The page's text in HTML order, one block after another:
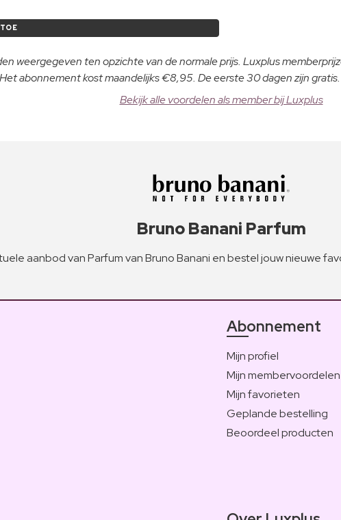
weergegeven ten opzichte van de normale prijs. Luxplus
abonnement kost maandelijks €8,95. De eerste 30 dagen zijn
Bekijk alle voordelen als member bij Luxplus
Bruno Banani Parfum
aanbod van Parfum van Bruno Banani en bestel jouw nieuwe
Abonnement
Mijn profiel
Mijn membervoordelen
Mijn favorieten
Geplande bestelling
Beoordeel producten